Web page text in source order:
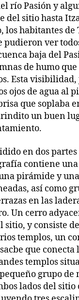
río Pasión y
del sitio hasta
los habitantes
ver
baja del
de humo
Esta
ojos de agua al
que soplaba
un buen
en dos
contiene
pirámide y
así como
en las
Un cerro
sitio, y consiste
templos, un
que conecta
templos
grupo de
lados del